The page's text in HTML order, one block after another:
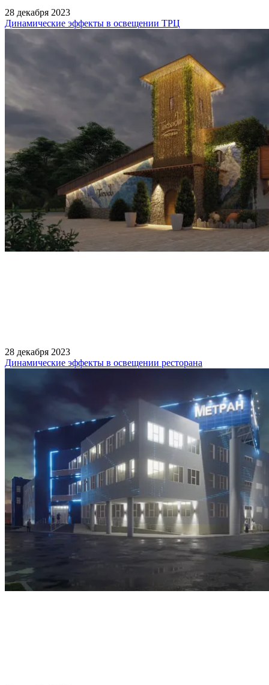
28 декабря 2023
Динамические эффекты в освещении ТРЦ
28 декабря 2023
Динамические эффекты в освещении ресторана